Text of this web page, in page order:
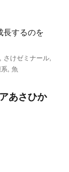
長するのを
, さけゼミナール,
,魚
あさひか